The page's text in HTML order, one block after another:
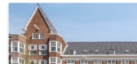
Deze woning
is
waarschijnlijk
al verhuurd
Om kans te
maken moet je
binnen 15